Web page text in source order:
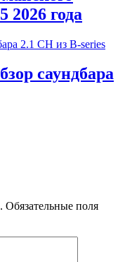
2026 года
саундбара
Обязательные поля